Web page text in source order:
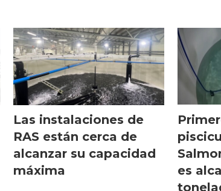
Las instalaciones de
RAS están cerca de
alcanzar su capacidad
máxima
es